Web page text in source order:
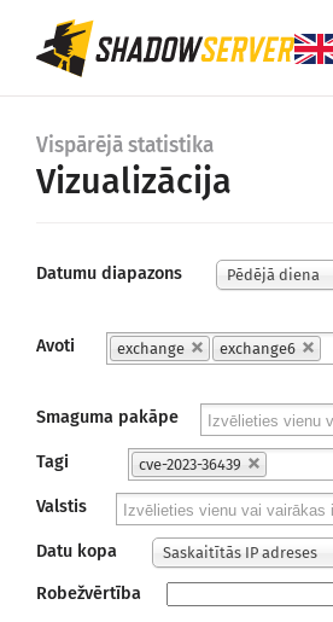
Vispārējā statistika
Vizualizācija
Datumu diapazons Pēdējā diena
Avoti
exchange
exchange6
Smaguma pakāpe
Tagi cve-2023-36439
Valstis
Datu kopa Saskaitītās IP adreses
Robežvērtība